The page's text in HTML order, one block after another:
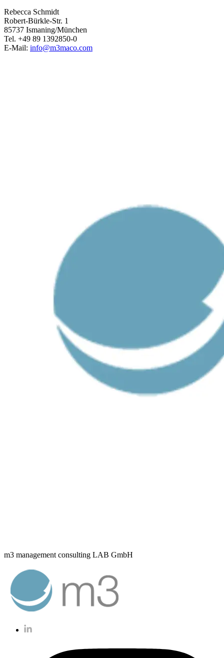
Rebecca Schmidt
Robert-​Bürkle-Str. 1
85737 Ismaning/München
Tel. +49 89 1392850-0
E-Mail: info@m3maco.com
m3 management consulting LAB GmbH